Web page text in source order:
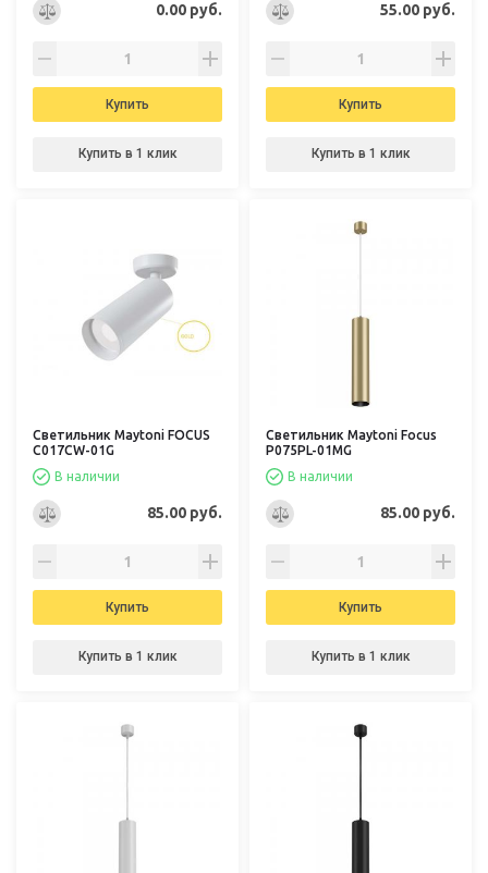
0.00 руб.
Купить
Купить в 1 клик
55.00 руб.
Купить
Купить в 1 клик
Светильник Maytoni FOCUS
C017CW-01G
В наличии
85.00 руб.
Купить
Купить в 1 клик
Светильник Maytoni Focus
P075PL-01MG
В наличии
85.00 руб.
Купить
Купить в 1 клик